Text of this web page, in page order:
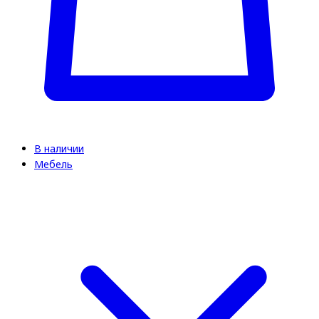
В наличии
Мебель